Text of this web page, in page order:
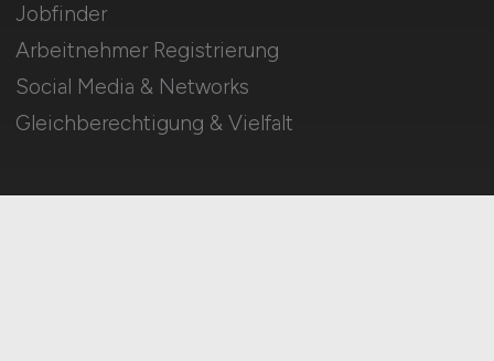
Jobfinder
Arbeitnehmer Registrierung
Social Media & Networks
Gleichberechtigung & Vielfalt